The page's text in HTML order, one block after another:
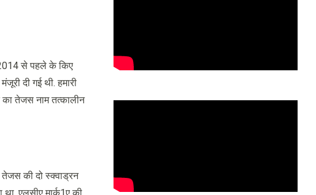
2014 से पहले के किए
दी गई थी. हमारी
का तेजस नाम तत्कालीन
की दो स्क्वाड्रन